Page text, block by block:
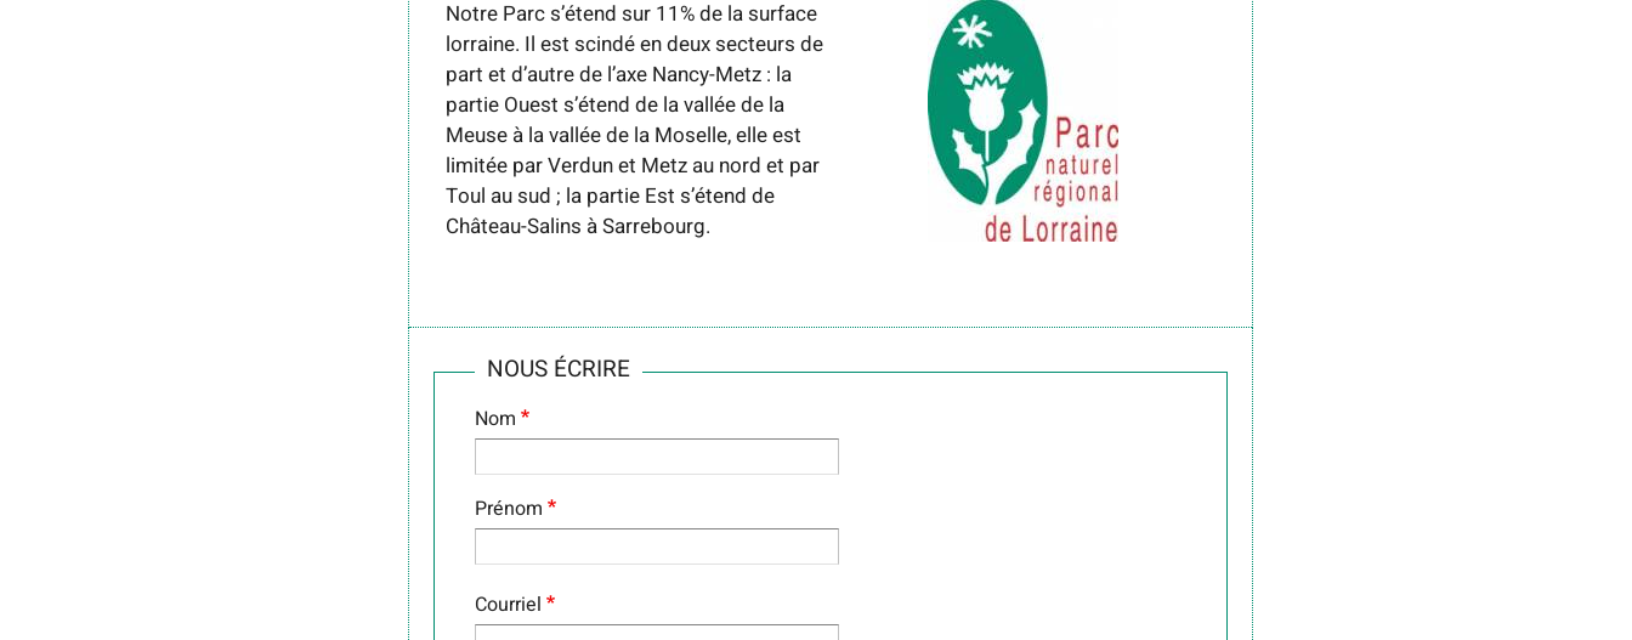
Notre Parc s’étend sur 11% de la surface
lorraine. Il est scindé en deux secteurs de
part et d’autre de l’axe Nancy-Metz : la
partie Ouest s’étend de la vallée de la
Meuse à la vallée de la Moselle, elle est
limitée par Verdun et Metz au nord et par
Toul au sud ; la partie Est s’étend de
Château-Salins à Sarrebourg.
NOUS ÉCRIRE
Nom
Prénom
COURRIEL
Courriel